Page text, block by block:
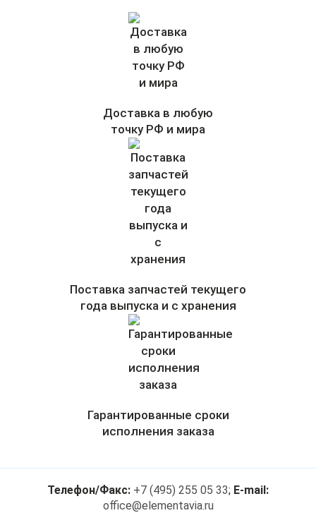
Доставка в любую
точку РФ и мира
Поставка запчастей текущего
года выпуска и с хранения
Гарантированные сроки
исполнения заказа
Телефон/Факс: +7 (495) 255 05 33; E-mail:
office@elementavia.ru